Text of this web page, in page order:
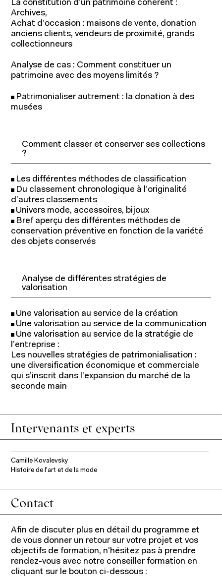
À propos
Fondation IFM
Corps professoral
Contact
Actualités
Formation continue
Relations entreprises
La constitution d’un patrimoine cohérent :
Archives,
Achat d’occasion : maisons de vente, donation
anciens clients, vendeurs de proximité, grands
collectionneurs
Analyse de cas : Comment constituer un
patrimoine avec des moyens limités ?
Patrimonialiser autrement : la donation à des
musées
Comment classer et conserver ses collections
?
Les différentes méthodes de classification
Du classement chronologique à l’originalité
d’autres classements
Univers mode, accessoires, bijoux
Bref aperçu des différentes méthodes de
conservation préventive en fonction de la variété
des objets conservés
Analyse de différentes stratégies de
valorisation
Une valorisation au service de la création
Une valorisation au service de la communication
Une valorisation au service de la stratégie de
l’entreprise :
Les nouvelles stratégies de patrimonialisation :
une diversification économique et commerciale
qui s’inscrit dans l’expansion du marché de la
seconde main
Intervenants et experts
Camille Kovalevsky
Histoire de l'art et de la mode
Contact
Afin de discuter plus en détail du programme et
de vous donner un retour sur votre projet et vos
objectifs de formation, n'hésitez pas à prendre
rendez-vous avec notre conseiller formation en
cliquant sur le bouton ci-dessous :